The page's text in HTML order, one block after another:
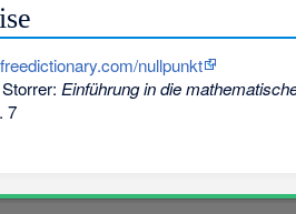
nullpunkt
Einführung in die
7